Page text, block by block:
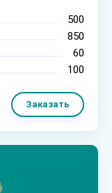
500
850
60
100
Заказать